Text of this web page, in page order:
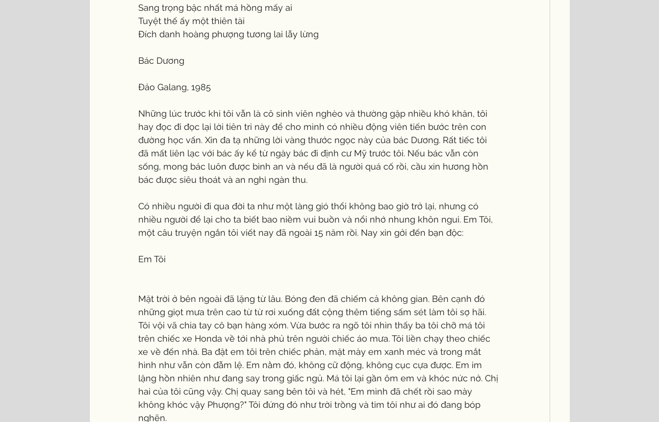
Sang trọng bậc nhất má hồng mấy ai
Tuyệt thế ấy một thiên tài
Đích danh hoàng phượng tương lai lẫy lừng
Bác Dương
Đảo Galang, 1985
Những lúc trước khi tôi vẫn là cô sinh viên nghèo và thường gặp nhiều khó khăn, tôi
hay đọc đi đọc lại lời tiên tri này để cho mình có nhiều động viên tiến bước trên con
đường học vấn. Xin đa tạ những lời vàng thước ngọc này của bác Dương. Rất tiếc tôi
đã mất liên lạc với bác ấy kể từ ngày bác đi định cư Mỹ trước tôi. Nếu bác vẫn còn
sống, mong bác luôn được bình an và nếu đã là người quá cố rồi, cầu xin hương hồn
bác được siêu thoát và an nghỉ ngàn thu.
Có nhiều người đi qua đời ta như một làng gió thổi không bao giờ trở lại, nhưng có
nhiều người để lại cho ta biết bao niềm vui buồn và nổi nhớ nhung khôn ngui. Em Tôi,
một câu truyện ngắn tôi viết nay đã ngoài 15 năm rồi. Nay xin gởi đến bạn độc:
Em Tôi
Mặt trời ở bên ngoài đã lặng từ lâu. Bóng đen đã chiếm cả không gian. Bên cạnh đó
những giọt mưa trên cao từ từ rơi xuống đất cộng thêm tiếng sấm sét làm tôi sợ hãi.
Tôi vội vã chia tay cô bạn hàng xóm. Vừa bước ra ngõ tôi nhìn thấy ba tôi chỡ má tôi
trên chiếc xe Honda về tới nhà phủ trên người chiếc áo mưa. Tôi liền chạy theo chiếc
xe về đến nhà. Ba đặt em tôi trên chiếc phản, mặt mày em xanh méc và trong mắt
hình như vẫn còn đẫm lệ. Em nằm đó, không cữ động, không cục cựa được. Em im
lặng hồn nhiên như đang say trong giấc ngủ. Má tôi lại gần ôm em và khóc nức nở. Chị
hai của tôi cũng vậy. Chị quay sang bên tôi và hét, "Em mình đã chết rồi sao mày
không khóc vậy Phượng?" Tôi đứng đó như trời trồng và tim tôi như ai đó đang bóp
nghẽn.